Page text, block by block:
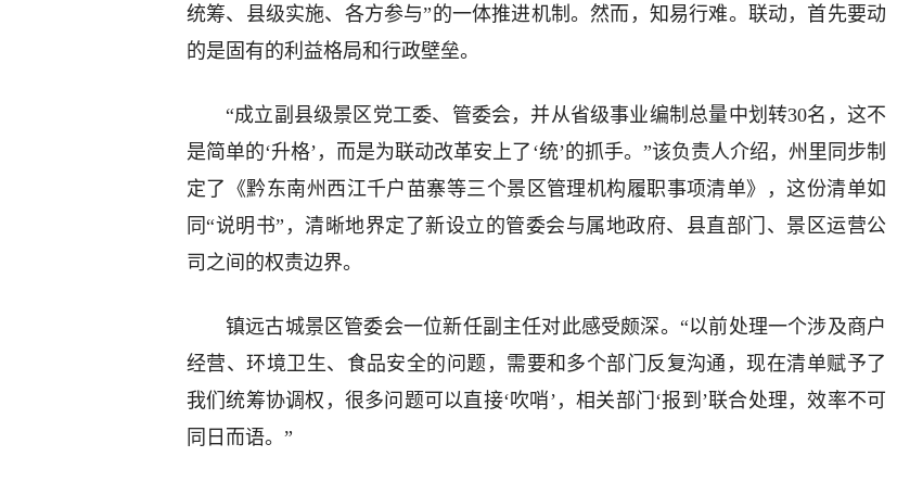
统筹、县级实施、各方参与”的一体推进机制。然而，知易行难。联动，首先要动
的是固有的利益格局和行政壁垒。
“成立副县级景区党工委、管委会，并从省级事业编制总量中划转30名，这不
是简单的‘升格’，而是为联动改革安上了‘统’的抓手。”该负责人介绍，州里同步制
定了《黔东南州西江千户苗寨等三个景区管理机构履职事项清单》，这份清单如
同“说明书”，清晰地界定了新设立的管委会与属地政府、县直部门、景区运营公
司之间的权责边界。
镇远古城景区管委会一位新任副主任对此感受颇深。“以前处理一个涉及商户
经营、环境卫生、食品安全的问题，需要和多个部门反复沟通，现在清单赋予了
我们统筹协调权，很多问题可以直接‘吹哨’，相关部门‘报到’联合处理，效率不可
同日而语。”